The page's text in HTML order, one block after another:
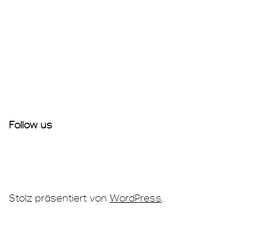
Follow us
Stolz präsentiert von WordPress.